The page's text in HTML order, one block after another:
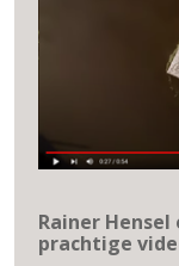
Rainer
prachtige